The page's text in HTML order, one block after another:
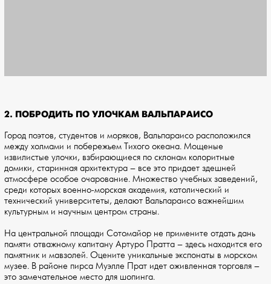
2. ПОБРОДИТЬ ПО УЛОЧКАМ ВАЛЬПАРАИСО
Город поэтов, студентов и моряков, Вальпараисо расположился
между холмами и побережьем Тихого океана. Мощеные
извилистые улочки, взбирающиеся по склонам колоритные
домики, старинная архитектура – все это придает здешней
атмосфере особое очарование. Множество учебных заведений,
среди которых военно-морская академия, католический и
технический университеты, делают Вальпараисо важнейшим
культурным и научным центром страны.
На центральной площади Сотомайор не примените отдать дань
памяти отважному капитану Артуро Пратта – здесь находится его
памятник и мавзолей. Оцените уникальные экспонаты в морском
музее. В районе пирса Муэлле Прат идет оживленная торговля –
это замечательное место для шопинга.